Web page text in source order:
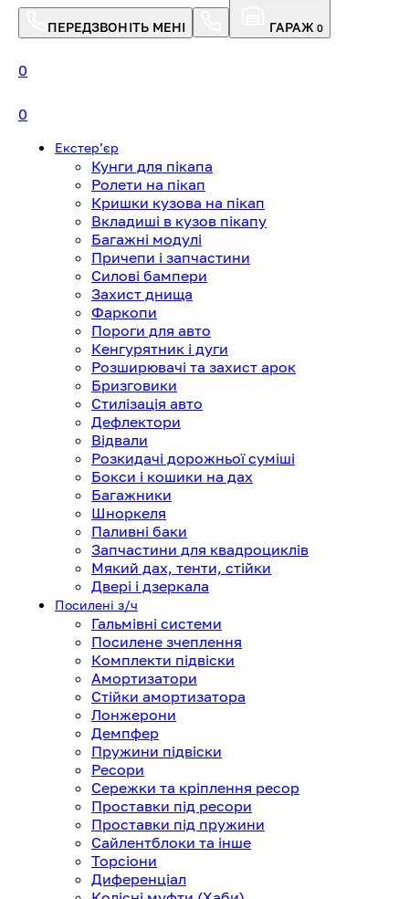
ПЕРЕДЗВОНІТЬ МЕНІ ГАРАЖ 0
0
0
Екстерʼєр
Кунги для пікапа
Ролети на пікап
Кришки кузова на пікап
Вкладиші в кузов пікапу
Багажні модулі
Причепи і запчастини
Силові бампери
Захист днища
Фаркопи
Пороги для авто
Кенгурятник і дуги
Розширювачі та захист арок
Бризговики
Стилізація авто
Дефлектори
Відвали
Розкидачі дорожньої суміші
Бокси і кошики на дах
Багажники
Шноркеля
Паливні баки
Запчастини для квадроциклів
Мякий дах, тенти, стійки
Двері і дзеркала
Посилені з/ч
Гальмівні системи
Посилене зчеплення
Комплекти підвіски
Амортизатори
Стійки амортизатора
Лонжерони
Демпфер
Пружини підвіски
Ресори
Сережки та кріплення ресор
Проставки під ресори
Проставки під пружини
Сайлентблоки та інше
Торсіони
Диференціал